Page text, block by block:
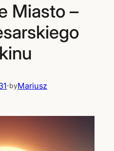
Miasto –
·byMariusz